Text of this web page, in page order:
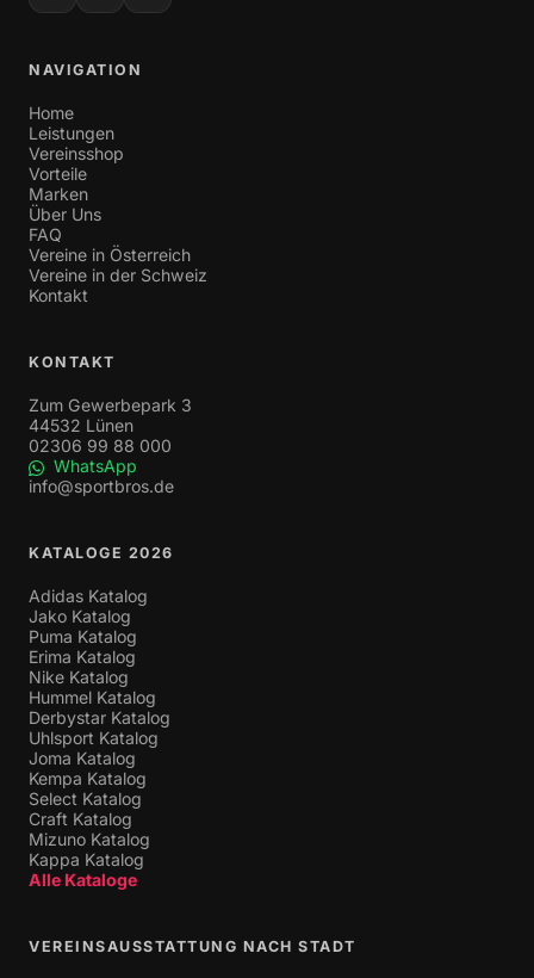
NAVIGATION
Home
Leistungen
Vereinsshop
Vorteile
Marken
Über Uns
FAQ
Vereine in Österreich
Vereine in der Schweiz
Kontakt
KONTAKT
Zum Gewerbepark 3
44532 Lünen
02306 99 88 000
WhatsApp
info@sportbros.de
KATALOGE 2026
Adidas Katalog
Jako Katalog
Puma Katalog
Erima Katalog
Nike Katalog
Hummel Katalog
Derbystar Katalog
Uhlsport Katalog
Joma Katalog
Kempa Katalog
Select Katalog
Craft Katalog
Mizuno Katalog
Kappa Katalog
Alle Kataloge
VEREINSAUSSTATTUNG NACH STADT